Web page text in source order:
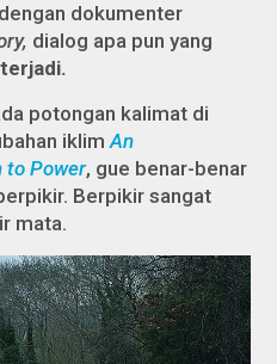
dokumenter
dialog apa pun yang
potongan kalimat di
iklimAn
to Power, gue benar-benar
Berpikir sangat
mata.